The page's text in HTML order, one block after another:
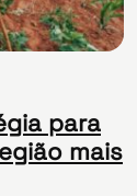
para
mais